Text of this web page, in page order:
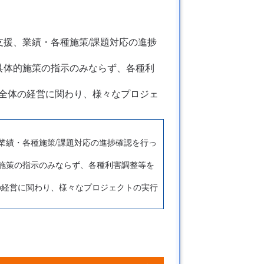
、業績・各種施策/課題対応の進捗
的施策の指示のみならず、各種利
体の経営に関わり、様々なプロジェ
・各種施策/課題対応の進捗確認を行っ
策の指示のみならず、各種利害調整等を
営に関わり、様々なプロジェクトの実行